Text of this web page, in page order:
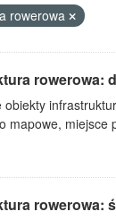
rowerowa
rowerowa:
mapowe, miejsce
rowerowa: